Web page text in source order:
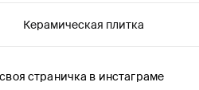
Керамическая плитка
страничка в инстаграме